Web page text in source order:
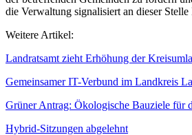
die Verwaltung signalisiert an dieser
Weitere Artikel:
Landratsamt zieht Erhöhung der
Gemeinsamer IT-Verbund im Landkreis
Grüner Antrag: Ökologische Bauziele für
Hybrid-Sitzungen abgelehnt